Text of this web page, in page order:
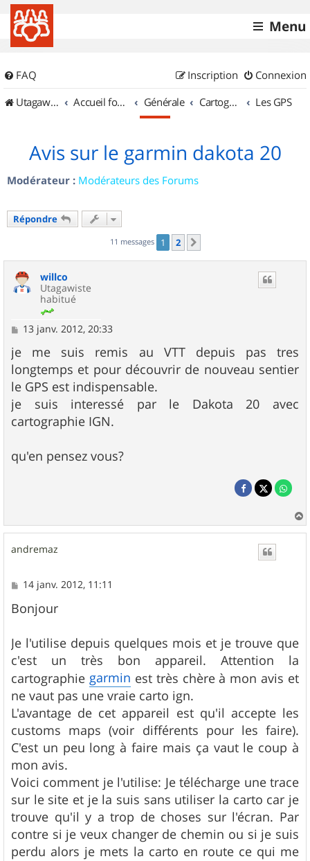
Menu
FAQ Connexion
Inscription
UtagawaVTT (Randos VTT et VTTAE avec traces GPS)
Accueil forum Générale Cartographie et GPS Les GPS
Avis sur le garmin dakota 20
Modérateur : Modérateurs des Forums
Répondre
11 messages 1 2
willco
Utagawiste
habitué
M
s
s
a
g
e
13 janv. 2012, 20:33
je me suis remis au VTT depuis pas tres
longtemps et pour découvrir de nouveau sentier
le GPS est indispensable.
je suis interessé par le Dakota 20 avec
cartographie IGN.
qu'en pensez vous?
a
andremaz
M
s
s
g
e
14 janv. 2012, 11:11
Bonjour
Je l'utilise depuis quelques mois et je trouve que
c'est un très bon appareil. Attention la
cartographie garmin est très chère à mon avis et
ne vaut pas une vraie carto ign.
L'avantage de cet appareil est qu'il accepte les
customs maps (voir différents pour les faire).
C'est un peu long à faire mais ça vaut le coup à
mon avis.
Voici comment je l'utilise: Je télécharge une trace
sur le site et je la suis sans utiliser la carto car je
trouve qu'il y a trop de choses sur l'écran. Par
contre si je veux changer de chemin ou si je suis
perdu alors je mets la carto en route ce qui me